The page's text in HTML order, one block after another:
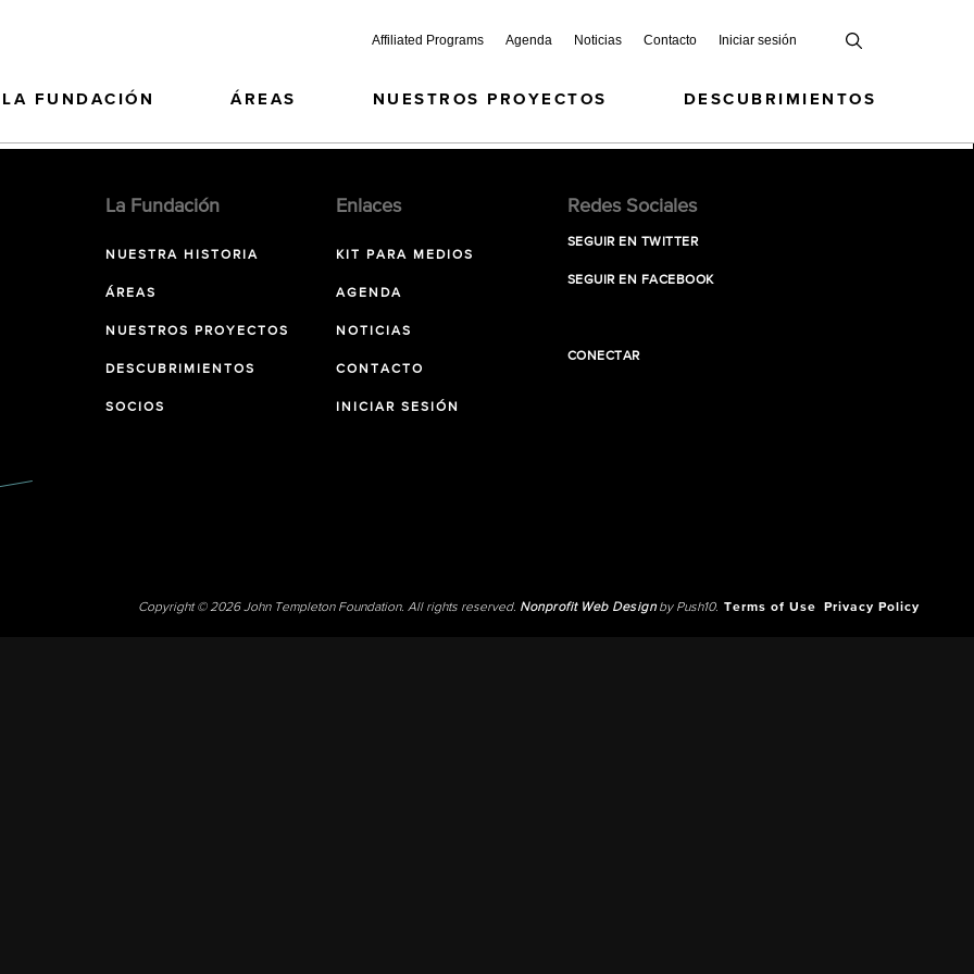
Affiliated Programs Agenda Noticias Contacto Iniciar sesión
LA FUNDACIÓN ÁREAS NUESTROS PROYECTOS DESCUBRIMIENTOS
La Fundación
NUESTRA HISTORIA
ÁREAS
NUESTROS PROYECTOS
DESCUBRIMIENTOS
SOCIOS
Enlaces
KIT PARA MEDIOS
AGENDA
NOTICIAS
CONTACTO
INICIAR SESIÓN
Redes Sociales
SEGUIR EN TWITTER
SEGUIR EN FACEBOOK
CONECTAR
Copyright © 2026 John Templeton Foundation. All rights reserved. Nonprofit Web Designby Push10. Terms of Use Privacy Policy